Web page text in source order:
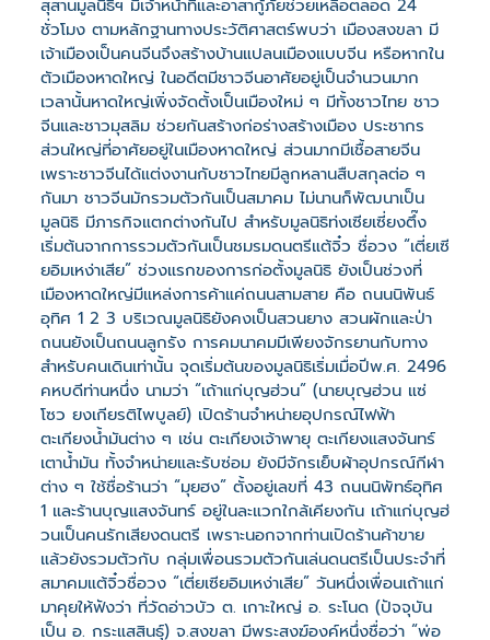
สุสานมูลนิธิฯ มีเจ้าหน้าที่และอาสากู้ภัยช่วยเหลือตลอด 24
ชั่วโมง ตามหลักฐานทางประวัติศาสตร์พบว่า เมืองสงขลา มี
เจ้าเมืองเป็นคนจีนจึงสร้างบ้านแปลนเมืองแบบจีน หรือหากใน
ตัวเมืองหาดใหญ่ ในอดีตมีชาวจีนอาศัยอยู่เป็นจำนวนมาก
เวลานั้นหาดใหญ่เพิ่งจัดตั้งเป็นเมืองใหม่ ๆ มีทั้งชาวไทย ชาว
จีนและชาวมุสลิม ช่วยกันสร้างก่อร่างสร้างเมือง ประชากร
ส่วนใหญ่ที่อาศัยอยู่ในเมืองหาดใหญ่ ส่วนมากมีเชื้อสายจีน
เพราะชาวจีนได้แต่งงานกับชาวไทยมีลูกหลานสืบสกุลต่อ ๆ
กันมา ชาวจีนมักรวมตัวกันเป็นสมาคม ไม่นานก็พัฒนาเป็น
มูลนิธิ มีภารกิจแตกต่างกันไป สำหรับมูลนิธิท่งเซียเซี่ยงตึ๊ง
เริ่มต้นจากการรวมตัวกันเป็นชมรมดนตรีแต้จิ๋ว ชื่อวง “เตี่ยเซี
ยอิมเหง่าเสีย” ช่วงแรกของการก่อตั้งมูลนิธิ ยังเป็นช่วงที่
เมืองหาดใหญ่มีแหล่งการค้าแค่ถนนสามสาย คือ ถนนนิพันธ์
อุทิศ 1 2 3 บริเวณมูลนิธิยังคงเป็นสวนยาง สวนผักและป่า
ถนนยังเป็นถนนลูกรัง การคมนาคมมีเพียงจักรยานกับทาง
สำหรับคนเดินเท่านั้น จุดเริ่มต้นของมูลนิธิเริ่มเมื่อปีพ.ศ. 2496
คหบดีท่านหนึ่ง นามว่า “เถ้าแก่บุญฮ่วน” (นายบุญฮ่วน แซ่
โซว ยงเกียรติไพบูลย์) เปิดร้านจำหน่ายอุปกรณ์ไฟฟ้า
ตะเกียงน้ำมันต่าง ๆ เช่น ตะเกียงเจ้าพายุ ตะเกียงแสงจันทร์
เตาน้ำมัน ทั้งจำหน่ายและรับซ่อม ยังมีจักรเย็บผ้าอุปกรณ์กีฬา
ต่าง ๆ ใช้ชื่อร้านว่า “มุยฮง” ตั้งอยู่เลขที่ 43 ถนนนิพัทธ์อุทิศ
1 และร้านบุญแสงจันทร์ อยู่ในละแวกใกล้เคียงกัน เถ้าแก่บุญฮ่
วนเป็นคนรักเสียงดนตรี เพราะนอกจากท่านเปิดร้านค้าขาย
แล้วยังรวมตัวกับ กลุ่มเพื่อนรวมตัวกันเล่นดนตรีเป็นประจำที่
สมาคมแต้จิ๋วชื่อวง “เตี่ยเซียอิมเหง่าเสีย” วันหนึ่งเพื่อนเถ้าแก่
มาคุยให้ฟังว่า ที่วัดอ่าวบัว ต. เกาะใหญ่ อ. ระโนด (ปัจจุบัน
เป็น อ. กระแสสินธุ์) จ.สงขลา มีพระสงฆ์องค์หนึ่งชื่อว่า “พ่อ